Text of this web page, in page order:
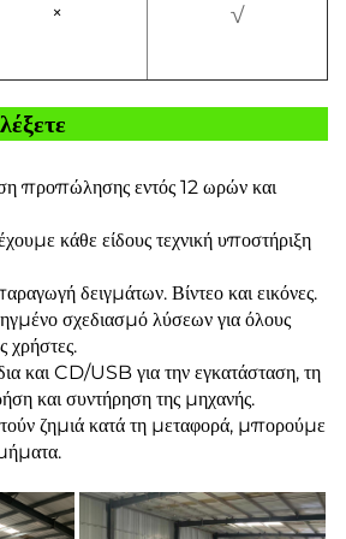
× √
προπώλησης εντός 12 ωρών και
κάθε είδους τεχνική υποστήριξη
δειγμάτων. Βίντεο καιεικόνες.
σχεδιασμό λύσεων για όλους
χρήστες.
και CD/USB για την εγκατάσταση, τη
και συντήρηση της μηχανής.
ζημιά κατά τη μεταφορά, μπορούμε